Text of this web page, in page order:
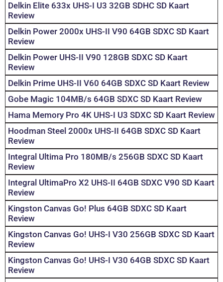
Delkin Elite 633x UHS-I U3 32GB SDHC SD Kaart
Review
Delkin Power 2000x UHS-II V90 64GB SDXC SD Kaart
Review
Delkin Power UHS-II V90 128GB SDXC SD Kaart
Review
Delkin Prime UHS-II V60 64GB SDXC SD Kaart Review
Gobe Magic 104MB/s 64GB SDXC SD Kaart Review
Hama Memory Pro 4K UHS-I U3 SDXC SD Kaart Review
Hoodman Steel 2000x UHS-II 64GB SDXC SD Kaart
Review
Integral Ultima Pro 180MB/s 256GB SDXC SD Kaart
Review
Integral UltimaPro X2 UHS-II 64GB SDXC V90 SD Kaart
Review
Kingston Canvas Go! Plus 64GB SDXC SD Kaart
Review
Kingston Canvas Go! UHS-I V30 256GB SDXC SD Kaart
Review
Kingston Canvas Go! UHS-I V30 64GB SDXC SD Kaart
Review